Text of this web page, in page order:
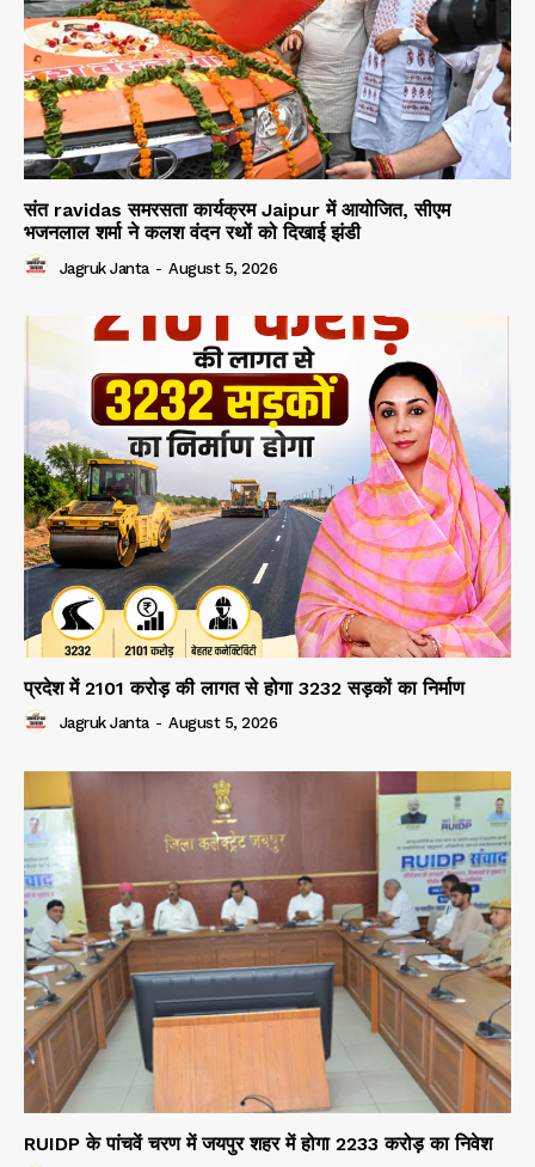
संत ravidas समरसता कार्यक्रम Jaipur में आयोजित, सीएम
भजनलाल शर्मा ने कलश वंदन रथों को दिखाई झंडी
Jagruk Janta - August 5, 2026
प्रदेश में 2101 करोड़ की लागत से होगा 3232 सड़कों का निर्माण
Jagruk Janta - August 5, 2026
RUIDP के पांचवें चरण में जयपुर शहर में होगा 2233 करोड़ का निवेश